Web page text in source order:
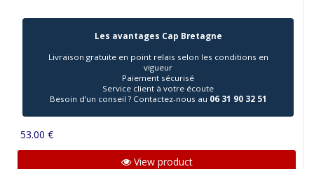
Les avantages Cap Bretagne
Livraison gratuite en point relais selon les conditions en
vigueur
Paiement sécurisé
Service client à votre écoute
Besoin d’un conseil ? Contactez-nous au 06 31 90 32 51
53.00 €
View product